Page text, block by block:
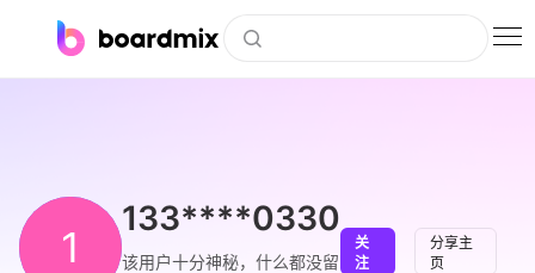
下载
1
133****0330
该用户十分神秘，什么都没留
关
注
分享主
页